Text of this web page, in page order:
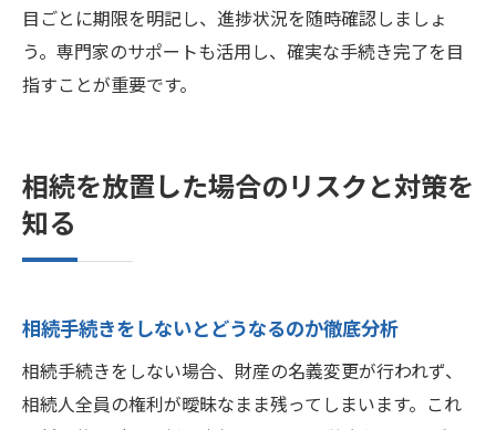
相続で押さえるべき重要ポイントの整理
相続手続きの不安解消に役立つ基礎知識
相続手続きを安心して進めるための準備法
相続をスムーズに進めるための最終チェッ
ク
目ごとに期限を明記し、進捗状況を随時確認しましょ
う。専門家のサポートも活用し、確実な手続き完了を目
指すことが重要です。
相続を放置した場合のリスクと対策を
知る
相続手続きをしないとどうなるのか徹底分析
相続手続きをしない場合、財産の名義変更が行われず、
相続人全員の権利が曖昧なまま残ってしまいます。これ